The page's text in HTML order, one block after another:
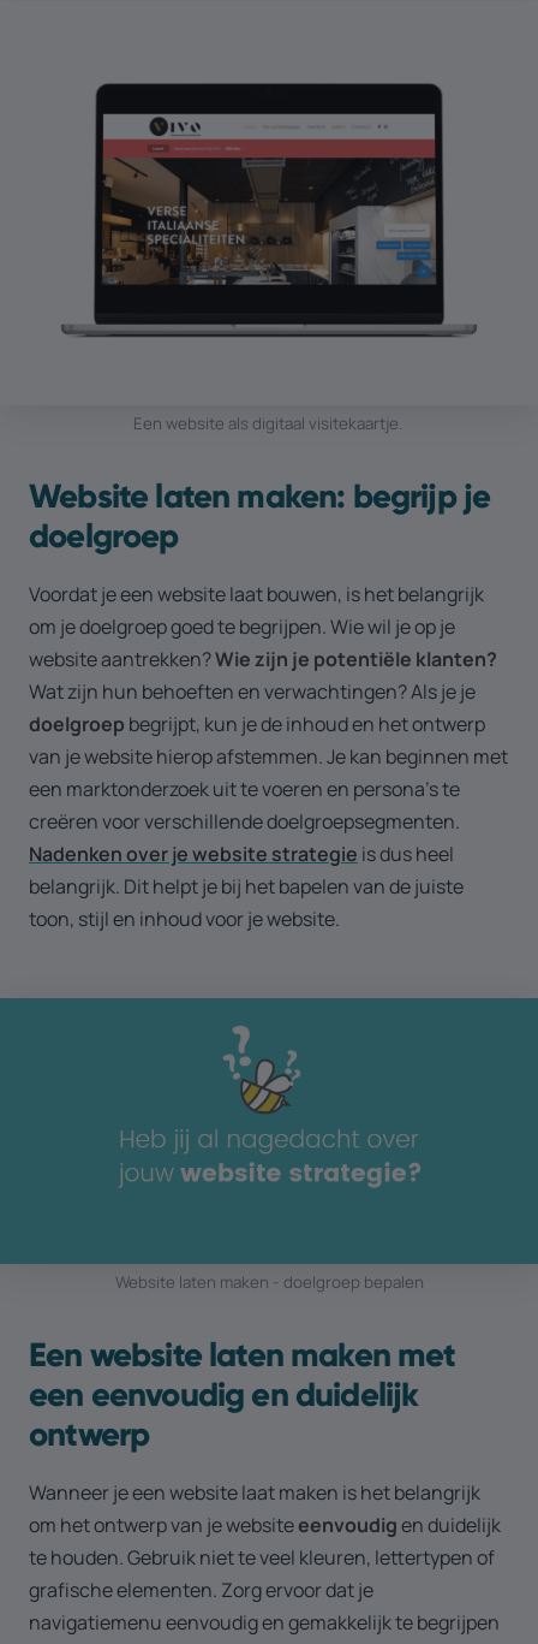
Een website als digitaal visitekaartje.
Website laten maken: begrijp je
doelgroep
Voordat je een website laat bouwen, is het belangrijk
om je doelgroep goed te begrijpen. Wie wil je op je
website aantrekken?Wiezijn je potentiële klanten?
Wat zijn hun behoeften en verwachtingen?Als je je
doelgroep begrijpt, kun je de inhoud en het ontwerp
van je website hierop afstemmen. Je kan beginnen met
een marktonderzoek uit te voeren en persona's te
creëren voor verschillende doelgroepsegmenten.
Nadenken over je website strategie is dus heel
belangrijk. Dit helpt je bij het bapelen van de juiste
toon, stijl en inhoud voor je website.
Website laten maken - doelgroep bepalen
Een website laten maken met
een eenvoudig en duidelijk
ontwerp
Wanneer je een website laat maken is het belangrijk
om het ontwerp van je websiteeenvoudigen duidelijk
te houden. Gebruik niet te veel kleuren, lettertypen of
grafische elementen. Zorg ervoor dat je
navigatiemenu eenvoudig en gemakkelijk te begrijpen